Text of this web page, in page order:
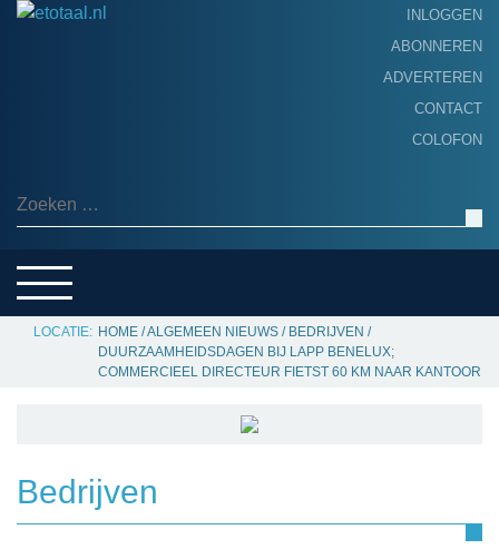
INLOGGEN
ABONNEREN
ADVERTEREN
CONTACT
COLOFON
Zoeken naar:
SERVICE
HOME /ALGEMEEN NIEUWS / BEDRIJVEN /
DUURZAAMHEIDSDAGEN BIJ LAPP BENELUX;
COMMERCIEEL DIRECTEUR FIETST 60 KM NAAR KANTOOR
Bedrijven